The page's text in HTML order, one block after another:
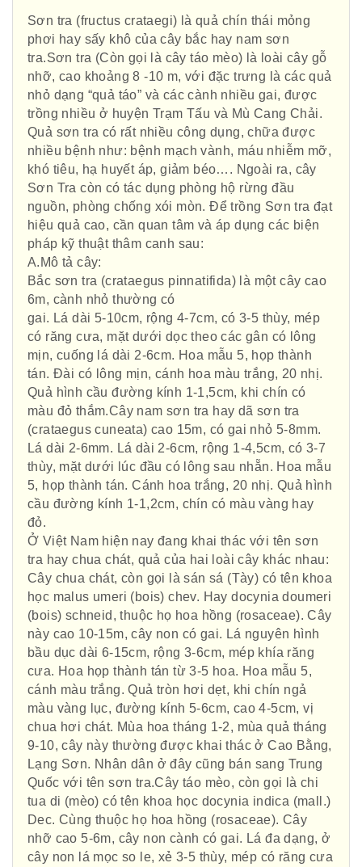
Sơn tra (fructus crataegi) là quả chín thái mỏng
phơi hay sấy khô của cây bắc hay nam sơn
tra.Sơn tra (Còn gọi là cây táo mèo) là loài cây gỗ
nhỡ, cao khoảng 8 -10 m, với đặc trưng là các quả
nhỏ dạng “quả táo” và các cành nhiều gai, được
trồng nhiều ở huyện Trạm Tấu và Mù Cang Chải.
Quả sơn tra có rất nhiều công dụng, chữa được
nhiều bệnh như: bệnh mạch vành, máu nhiễm mỡ,
khó tiêu, hạ huyết áp, giảm béo…. Ngoài ra, cây
Sơn Tra còn có tác dụng phòng hộ rừng đầu
nguồn, phòng chống xói mòn. Để trồng Sơn tra đạt
hiệu quả cao, cần quan tâm và áp dụng các biện
pháp kỹ thuật thâm canh sau:
A.Mô tả cây:
Bắc sơn tra (crataegus pinnatifida) là một cây cao
6m, cành nhỏ thường có
gai. Lá dài 5-10cm, rộng 4-7cm, có 3-5 thùy, mép
có răng cưa, mặt dưới dọc theo các gân có lông
mịn, cuống lá dài 2-6cm. Hoa mẫu 5, họp thành
tán. Đài có lông mịn, cánh hoa màu trắng, 20 nhị.
Quả hình cầu đường kính 1-1,5cm, khi chín có
màu đỏ thắm.Cây nam sơn tra hay dã sơn tra
(crataegus cuneata) cao 15m, có gai nhỏ 5-8mm.
Lá dài 2-6mm. Lá dài 2-6cm, rộng 1-4,5cm, có 3-7
thùy, mặt dưới lúc đầu có lông sau nhẵn. Hoa mẫu
5, họp thành tán. Cánh hoa trắng, 20 nhị. Quả hình
cầu đường kính 1-1,2cm, chín có màu vàng hay
đỏ.
Ở Việt Nam hiện nay đang khai thác với tên sơn
tra hay chua chát, quả của hai loài cây khác nhau:
Cây chua chát, còn gọi là sán sá (Tày) có tên khoa
học malus umeri (bois) chev. Hay docynia doumeri
(bois) schneid, thuộc họ hoa hồng (rosaceae). Cây
này cao 10-15m, cây non có gai. Lá nguyên hình
bầu dục dài 6-15cm, rộng 3-6cm, mép khía răng
cưa. Hoa họp thành tán từ 3-5 hoa. Hoa mẫu 5,
cánh màu trắng. Quả tròn hơi dẹt, khi chín ngả
màu vàng lục, đường kính 5-6cm, cao 4-5cm, vị
chua hơi chát. Mùa hoa tháng 1-2, mùa quả tháng
9-10, cây này thường được khai thác ở Cao Bằng,
Lạng Sơn. Nhân dân ở đây cũng bán sang Trung
Quốc với tên sơn tra.Cây táo mèo, còn gọi là chi
tua di (mèo) có tên khoa học docynia indica (mall.)
Dec. Cùng thuộc họ hoa hồng (rosaceae). Cây
nhỡ cao 5-6m, cây non cành có gai. Lá đa dạng, ở
cây non lá mọc so le, xẻ 3-5 thùy, mép có răng cưa